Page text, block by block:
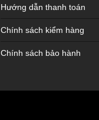
Hướng dẫn thanh toán
Chính sách kiểm hàng
Chính sách bảo hành